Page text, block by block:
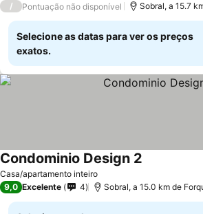
/ Pontuação não disponível Sobral, a 15.7
Selecione as datas para ver os preços
exatos.
Casa/apartamento inteiro
Condominio Design 2
9,0 Excelente 4 Sobral, a 15.0 km de